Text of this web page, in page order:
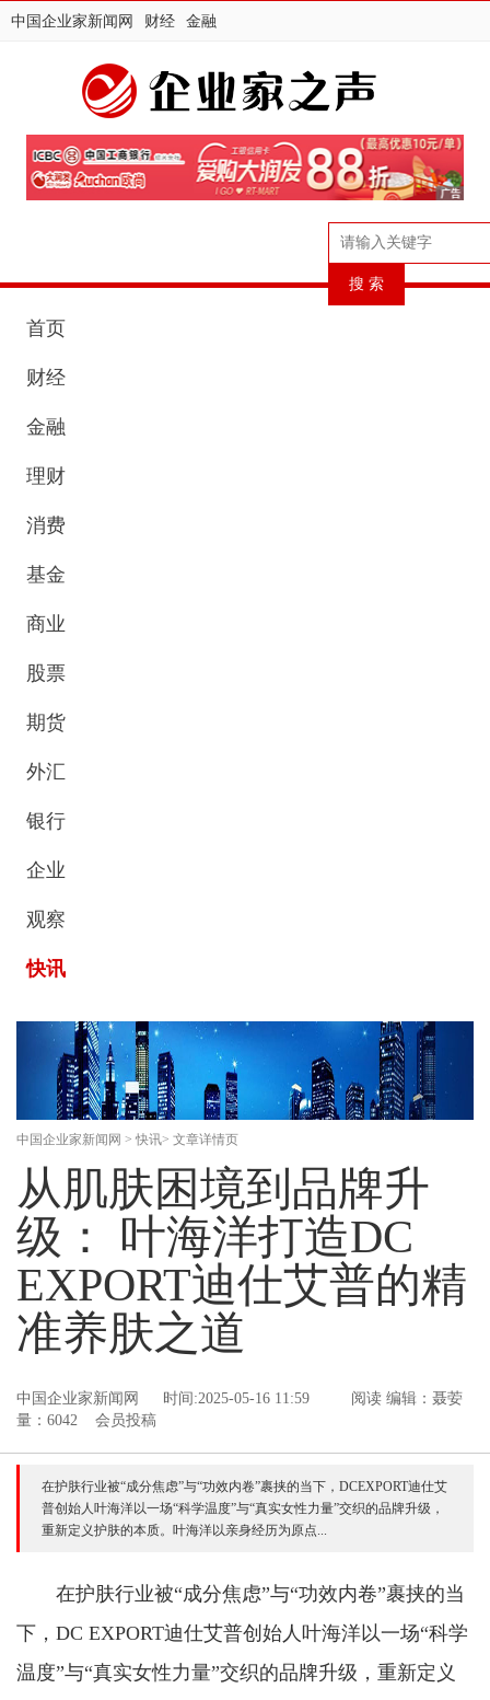
中国企业家新闻网 财经 金融
首页
财经
金融
理财
消费
基金
商业
股票
期货
外汇
银行
企业
观察
快讯
中国企业家新闻网 > 快讯> 文章详情页
从肌肤困境到品牌升
级： 叶海洋打造DC
EXPORT迪仕艾普的精
准养肤之道
中国企业家新闻网 时间:2025-05-16 11:59 编辑：聂荌
阅读
量：6042 会员投稿
在护肤行业被“成分焦虑”与“功效内卷”裹挟的当下，DCEXPORT迪仕艾
普创始人叶海洋以一场“科学温度”与“真实女性力量”交织的品牌升级，
重新定义护肤的本质。叶海洋以亲身经历为原点...
在护肤行业被“成分焦虑”与“功效内卷”裹挟的当
下，DC EXPORT迪仕艾普创始人叶海洋以一场“科学
温度”与“真实女性力量”交织的品牌升级，重新定义